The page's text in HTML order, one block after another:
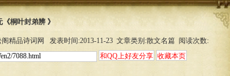
《桐叶封弟辨 》
精品诗词网 发表时间:2013-11-23 文章类别:散文名篇 阅读次数: